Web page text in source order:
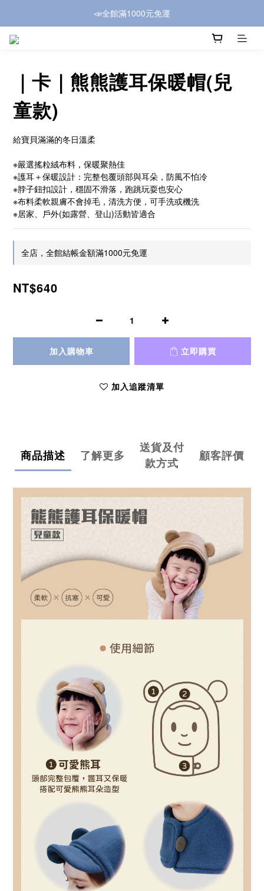
📣全館滿1000元免運
｜卡｜熊熊護耳保暖帽(兒
童款)
給寶貝滿滿的冬日溫柔
※嚴選搖粒絨布料，保暖聚熱佳
※護耳＋保暖設計：完整包覆頭部與耳朵，防風不怕冷
※脖子鈕扣設計，穩固不滑落，跑跳玩耍也安心
※布料柔軟親膚不會掉毛，清洗方便，可手洗或機洗
※居家、戶外(如露營、登山)活動皆適合
全店，全館結帳金額滿1000元免運
NT$640
加入購物車 立即購買
加入追蹤清單
商品描述 了解更多
送貨及付
款方式
顧客評價